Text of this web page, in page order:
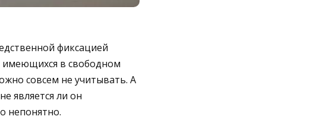
фиксацией
имеющихся в свободном
совсем не учитывать. А
является ли он
непонятно.